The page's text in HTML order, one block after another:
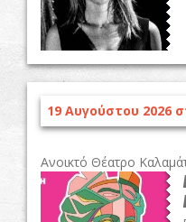
19 Αυγούστου 2026
Ανοικτό Θέατρο